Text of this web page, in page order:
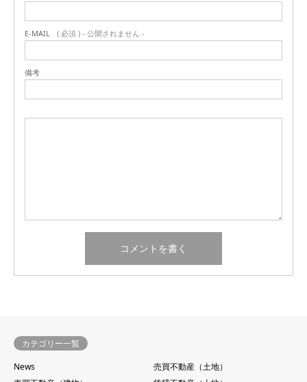
E-MAIL ( 必須 ) - 公開されません -
備考
カテゴリー一覧
News
売買不動産（土地）